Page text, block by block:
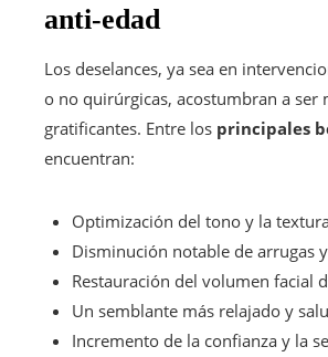
anti-edad
Los deselances, ya sea en
o no quirúrgicas, acostumbran a ser
gratificantes. Entre los principales
encuentran:
Optimización del tono y la
Disminución notable de arrugas
Restauración del volumen facial
Un semblante más relajado y
Incremento de la confianza y la